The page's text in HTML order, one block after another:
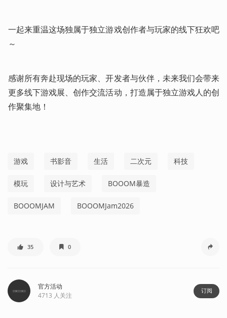
一起来重温这场独属于独立游戏创作者与玩家的线下狂欢吧
～
感谢所有奔赴现场的玩家、开发者与伙伴，未来我们会带来
更多线下游戏展、创作交流活动，打造属于独立游戏人的创
作聚集地！
游戏 书影音 生活 二次元 科技
模玩 设计与艺术 BOOOM暴造
BOOOMJAM BOOOMJam2026
35 0
官方活动
4713 人关注
订阅